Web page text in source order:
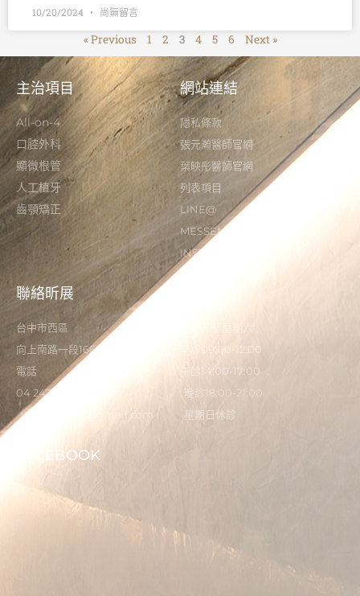
10/20/2024 尚無留言
« Previous 1 2 3 4 5 6 Next »
主治項目
All-on-4
口腔外科
顯微根管
人工植牙
齒顎矯正
網站連結
隱私條款
張元瀚醫師官網
葉映彤醫師官網
列表項目
LINE@
MESSENGER
INSTAGRAM
聯絡昕展
台中市西區
向上南路一段166-5號
電話
04 2473 0325
flystardental@gmail.com
星期一至星期六
早診09:00-12:00
午診14:00-17:00
晚診18:00-21:00
星期日休診
FACEBOOK